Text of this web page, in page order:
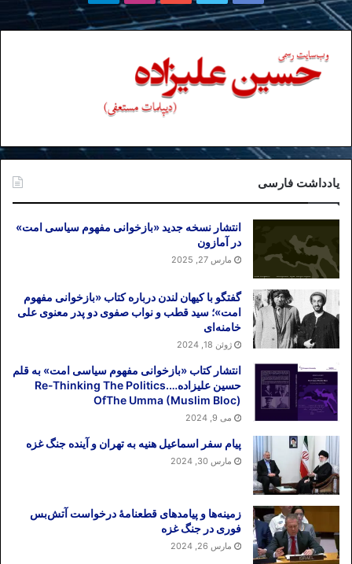
یادداشت فارسی
انتشار نسخه جدید «بازخوانی مفهوم سیاسی امت»
در آمازون
مارس 27, 2025
گفتگو با کیهان لندن درباره کتاب «بازخوانی مفهوم
امت»؛ سید قطب و نواب صفوی دو پدر معنوی علی
خامنه‌ای
ژوئن 18, 2024
انتشار کتاب «بازخوانی مفهوم سیاسی امت» به قلم
حسین علیزاده….Re-Thinking The Politics
OfThe Umma (Muslim Bloc)
می 9, 2024
پیام سفر اسماعیل هنیه به تهران و آینده جنگ غزه
مارس 30, 2024
زمینه‌ها و پیامدهای قطعنامهٔ درخواست آتش‌بس
فوری در جنگ غزه
مارس 26, 2024